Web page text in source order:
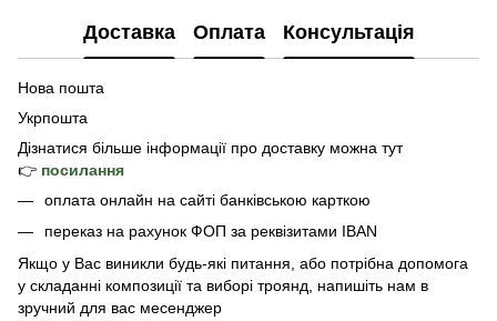
Доставка Оплата Консультація
Нова пошта
Укрпошта
Дізнатися більше інформації про доставку можна тут
👉 посилання
оплата онлайн на сайті банківською карткою
переказ на рахунок ФОП за реквізитами IBAN
Якщо у Вас виникли будь-які питання, або потрібна допомога
у складанні композиції та виборі троянд, напишіть нам в
зручний для вас месенджер